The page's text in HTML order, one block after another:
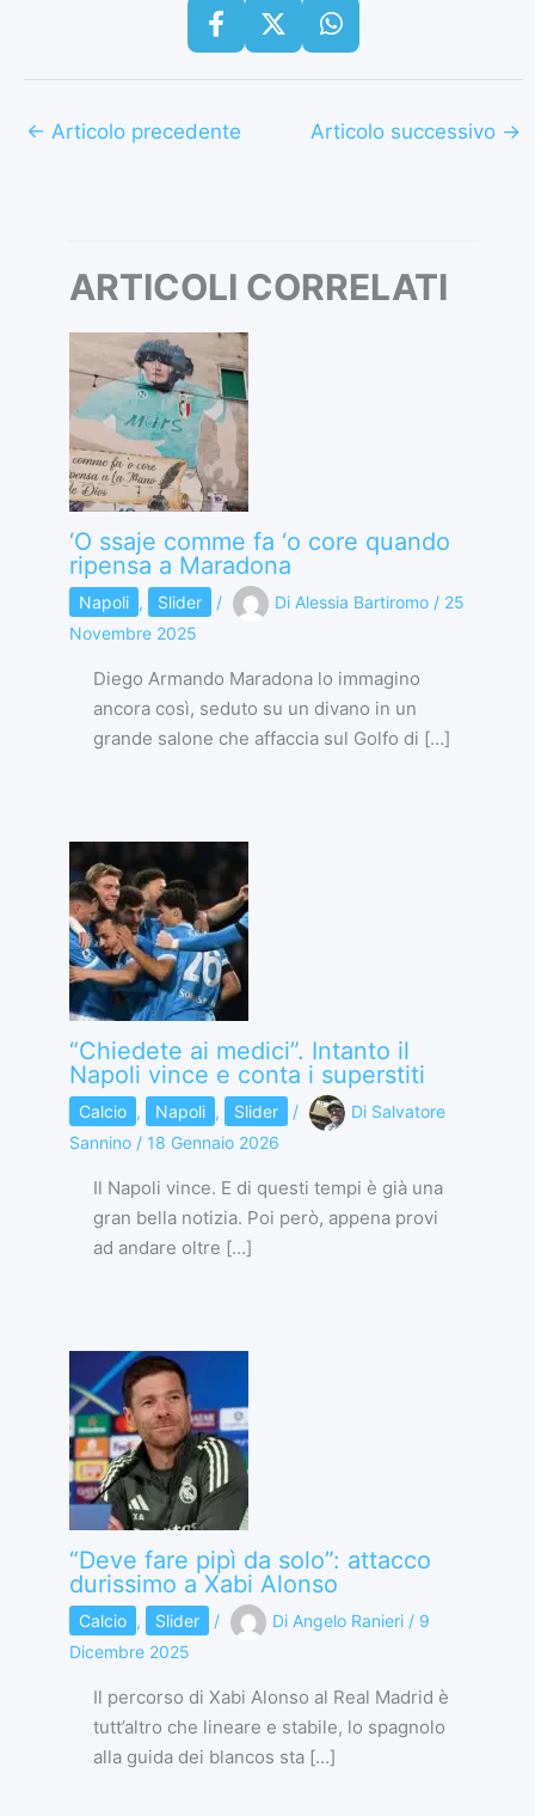
← Articolo precedente Articolo successivo →
ARTICOLI CORRELATI
‘O ssaje comme fa ‘o core quando
ripensa a Maradona
Napoli , Slider / Di Alessia Bartiromo / 25
Novembre 2025
Diego Armando Maradona lo immagino
ancora così, seduto su un divano in un
grande salone che affaccia sul Golfo di […]
“Chiedete ai medici”. Intanto il
Napoli vince e conta i superstiti
Calcio , Napoli , Slider / Di Salvatore
Sannino / 18 Gennaio 2026
Il Napoli vince. E di questi tempi è già una
gran bella notizia. Poi però, appena provi
ad andare oltre […]
“Deve fare pipì da solo”: attacco
durissimo a Xabi Alonso
Calcio , Slider / Di Angelo Ranieri / 9
Dicembre 2025
Il percorso di Xabi Alonso al Real Madrid è
tutt’altro che lineare e stabile, lo spagnolo
alla guida dei blancos sta […]